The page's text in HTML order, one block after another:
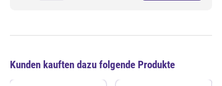
Kunden kauften dazu folgende Produkte